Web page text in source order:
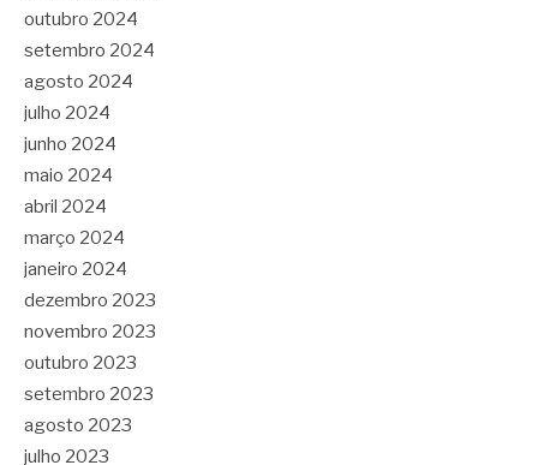
outubro 2024
setembro 2024
agosto 2024
julho 2024
junho 2024
maio 2024
abril 2024
março 2024
janeiro 2024
dezembro 2023
novembro 2023
outubro 2023
setembro 2023
agosto 2023
julho 2023